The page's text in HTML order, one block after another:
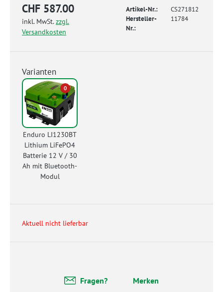
CHF 587.00
inkl. MwSt.zzgl.
Versandkosten
Artikel-Nr.:
CS271812
Hersteller-
Nr.:
11784
Varianten
0
Enduro LI1230BT
Lithium LiFePO4
Batterie 12 V / 30
Ah mit Bluetooth-
Modul
Aktuell nicht lieferbar
Fragen? Merken